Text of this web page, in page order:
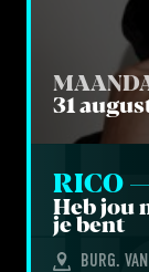
31
RICO
Heb jou
je bent
BURG.